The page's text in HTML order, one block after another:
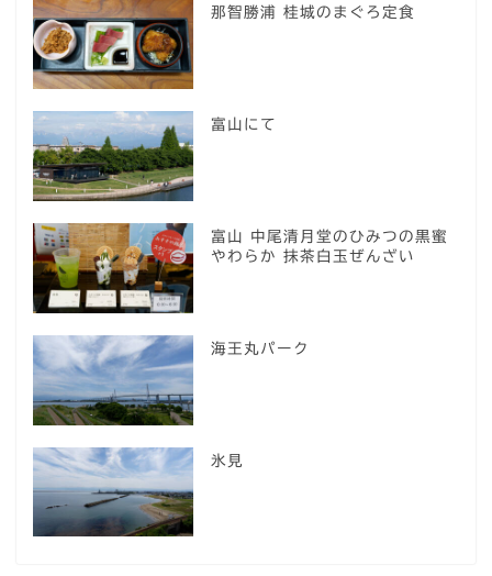
那智勝浦 桂城のまぐろ定食
富山にて
富山 中尾清月堂のひみつの黒蜜
やわらか 抹茶白玉ぜんざい
海王丸パーク
氷見